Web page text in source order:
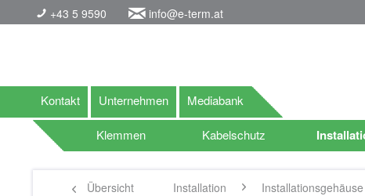
+43 5 9590 info@e-term.at
Kontakt Unternehmen Mediabank
Klemmen Kabelschutz
Übersicht Installation Installationsgehäuse